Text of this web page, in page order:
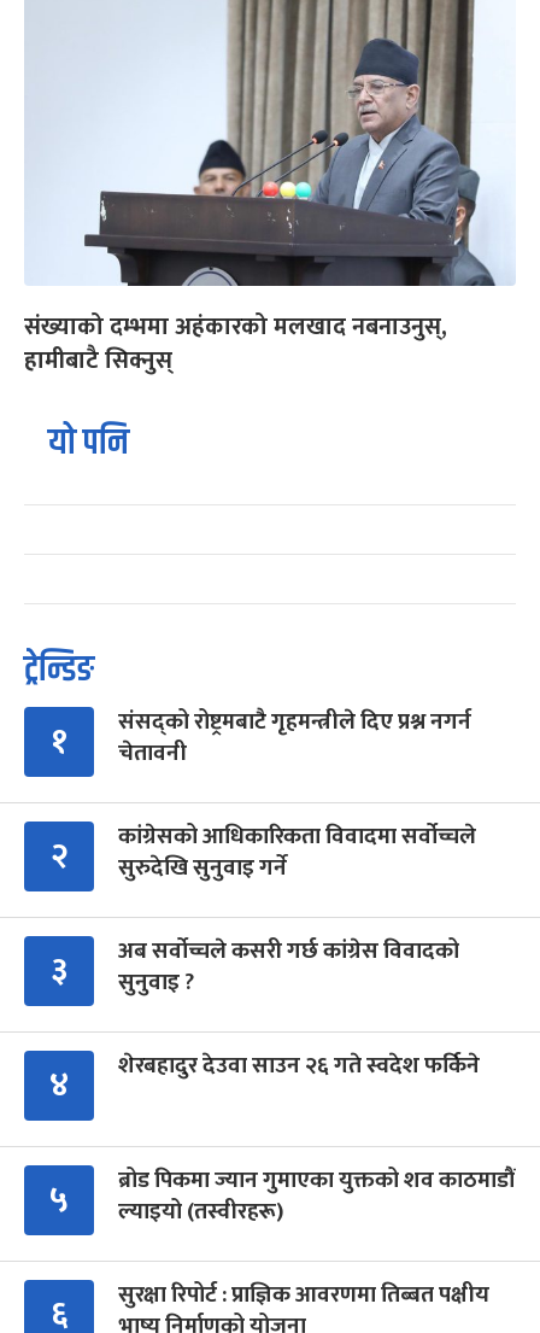
संख्याको दम्भमा अहंकारको मलखाद नबनाउनुस्,
हामीबाटै सिक्नुस्
यो पनि
ट्रेन्डिङ
१
संसद्को रोष्ट्रमबाटै गृहमन्त्रीले दिए प्रश्न नगर्न
चेतावनी
२
कांग्रेसको आधिकारिकता विवादमा सर्वोच्चले
सुरुदेखि सुनुवाइ गर्ने
३
अब सर्वोच्चले कसरी गर्छ कांग्रेस विवादको
सुनुवाइ ?
४ शेरबहादुर देउवा साउन २६ गते स्वदेश फर्किने
५
ब्रोड पिकमा ज्यान गुमाएका युक्तको शव काठमाडौं
ल्याइयो (तस्वीरहरू)
६
सुरक्षा रिपोर्ट : प्राज्ञिक आवरणमा तिब्बत पक्षीय